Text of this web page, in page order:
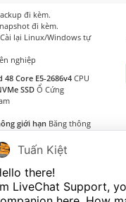
đi kèm.
đi kèm.
lại Linux/Windows tự
nghiệp
48 Core E5-2686v4 CPU
SSDỔ Cứng
giới hạn Băng thông
Tuấn Kiệt
there!
LiveChat Support,